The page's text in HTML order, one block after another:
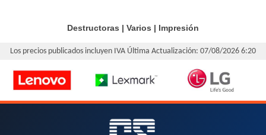
Destructoras | Varios | Impresión
Los precios publicados incluyen IVA Última Actualización: 07/08/2026 6:20